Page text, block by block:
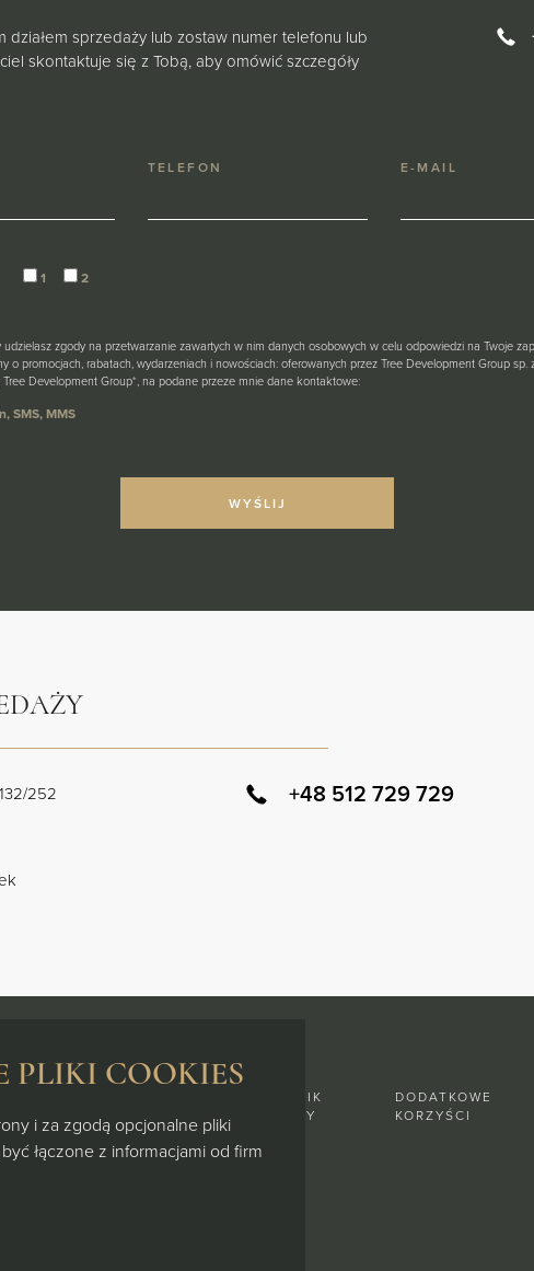
działem sprzedaży lub zostaw numer telefonu lub
skontaktuje się z Tobą, aby omówić szczegóły
TELEFON E-MAIL
1 2
zgody na przetwarzanie zawartych w nim danych osobowych w celu odpowiedzi na Twoje
o promocjach, rabatach, wydarzeniach i nowościach: oferowanych przez Tree Development Group sp.
Tree Development Group*, na podane przeze mnie dane kontaktowe:
SMS, MMS
252
+48 512 729 729
INWESTYCJI
DZIENNIK
BUDOWY
DODATKOWE
KORZYŚCI
PLIKI COOKIES
i za zgodą opcjonalne pliki
łączone z informacjami od firm